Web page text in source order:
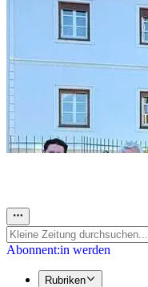
Abonnent:in werden
Rubriken